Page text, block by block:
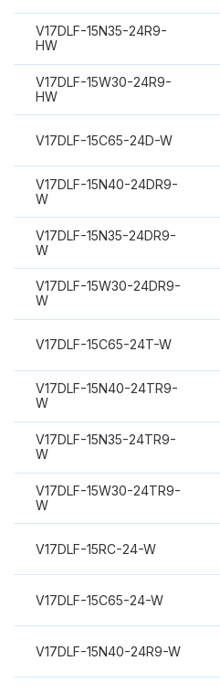
V17DLF-15N35-24R9-
HW
V17DLF-15W30-24R9-
HW
V17DLF-15C65-24D-W
V17DLF-15N40-24DR9-
W
V17DLF-15N35-24DR9-
W
V17DLF-15W30-24DR9-
W
V17DLF-15C65-24T-W
V17DLF-15N40-24TR9-
W
V17DLF-15N35-24TR9-
W
V17DLF-15W30-24TR9-
W
V17DLF-15RC-24-W
V17DLF-15C65-24-W
V17DLF-15N40-24R9-W